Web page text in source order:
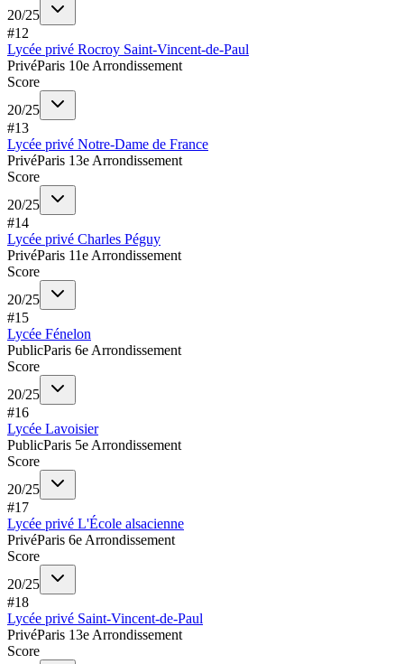
20/25
#12
Lycée privé Rocroy Saint-Vincent-de-Paul
PrivéParis 10e Arrondissement
Score
20/25
#13
Lycée privé Notre-Dame de France
PrivéParis 13e Arrondissement
Score
20/25
#14
Lycée privé Charles Péguy
PrivéParis 11e Arrondissement
Score
20/25
#15
Lycée Fénelon
PublicParis 6e Arrondissement
Score
20/25
#16
Lycée Lavoisier
PublicParis 5e Arrondissement
Score
20/25
#17
Lycée privé L'École alsacienne
PrivéParis 6e Arrondissement
Score
20/25
#18
Lycée privé Saint-Vincent-de-Paul
PrivéParis 13e Arrondissement
Score